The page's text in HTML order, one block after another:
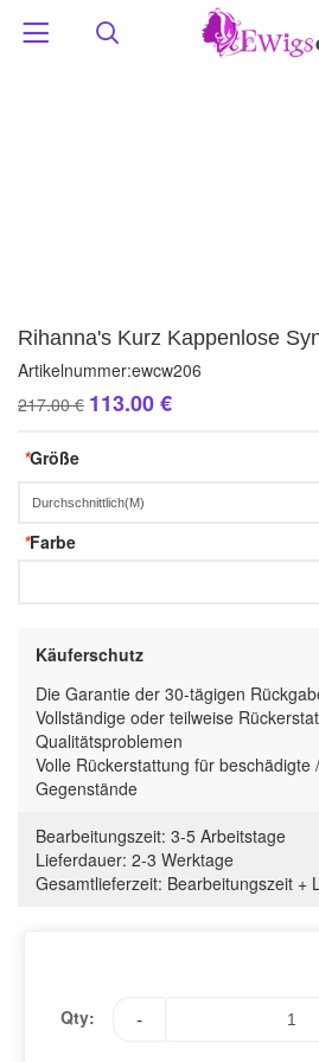
Rihanna's Kurz Kappenlose
Artikelnummer:ewcw206
217.00 € 113.00 €
*Größe
*Farbe
Käuferschutz
Die Garantie der 30-tägigen
Vollständige oder teilweise
Qualitätsproblemen
Volle Rückerstattung für beschädigte
Gegenstände
Bearbeitungszeit: 3-5 Arbeitstage
Lieferdauer: 2-3 Werktage
Gesamtlieferzeit: Bearbeitungszeit +
Qty: -